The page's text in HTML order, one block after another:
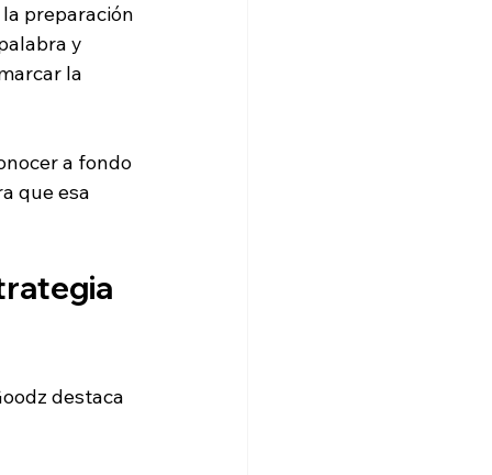
preparación
y
la
a fondo
que esa
destaca